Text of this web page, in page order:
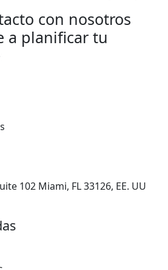
con nosotros
a planificar tu
102 Miami, FL 33126, EE. UU